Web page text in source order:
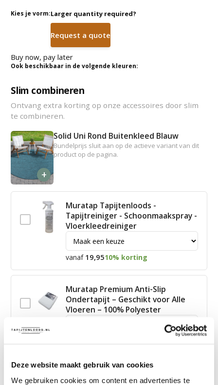
Deze website maakt gebruik van cookies
We gebruiken cookies om content en advertenties te
Kies je vorm:Larger quantity required?
Request a quote
Buy now, pay later
Ook beschikbaar in de volgende kleuren:
Slim combineren
Ontvang extra korting op onze accessoires door slim
te combineren.
+
Solid Uni Rond Buitenkleed Blauw
Bundelprijs sluit aan op de actieve variant van dit
product op de pagina.
Muratap Tapijtenloods -
Tapijtreiniger - Schoonmaakspray -
Vloerkleedreiniger
vanaf 19,9510% korting
Muratap Premium Anti-Slip
Ondertapijt – Geschikt voor Alle
Vloeren – 100% Polyester